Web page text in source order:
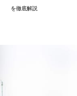
を徹底解説